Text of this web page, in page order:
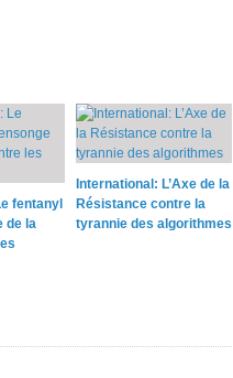
fentanyl
de la
International: L’Axe de la
Résistance contre la
tyrannie des algorithmes